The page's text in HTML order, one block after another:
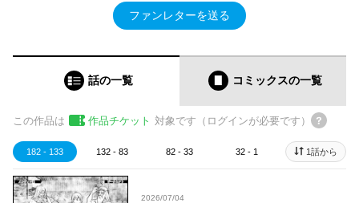
ファンレターを送る
話の一覧 コミックスの一覧
この作品は 作品チケット 対象です（ログインが必要です）
182 - 133 132 - 83 82 - 33 32 - 1 1話から
2026/07/04